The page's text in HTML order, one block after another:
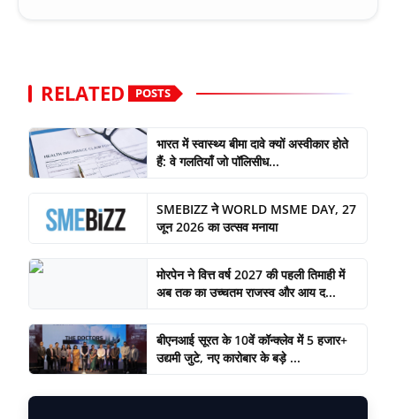
RELATED POSTS
भारत में स्वास्थ्य बीमा दावे क्यों अस्वीकार होते
हैं: वे गलतियाँ जो पॉलिसीध...
SMEBIZZ ने WORLD MSME DAY, 27
जून 2026 का उत्सव मनाया
मोरपेन ने वित्त वर्ष 2027 की पहली तिमाही में
अब तक का उच्चतम राजस्व और आय द...
बीएनआई सूरत के 10वें कॉन्क्लेव में 5 हजार+
उद्यमी जुटे, नए कारोबार के बड़े ...